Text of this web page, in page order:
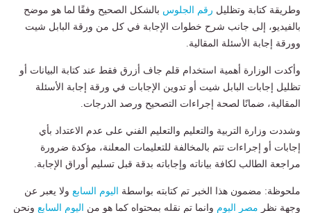
وطريقة كتابة وتظليل رقم الجلوس بالشكل الصحيح وفقًا لما هو موضح
بالفيديو، إلى جانب شرح خطوات الإجابة في كل من ورقة البابل شيت
وورقة إجابة الأسئلة المقالية.
وأكدت الوزارة أهمية استخدام قلم جاف أزرق فقط عند كتابة البيانات أو
تظليل إجابات البابل شيت أو تدوين الإجابات في ورقة إجابة الأسئلة
المقالية، ضمانًا لصحة إجراءات التصحيح ورصد الدرجات.
وشددت وزارة التربية والتعليم والتعليم الفني على عدم الاعتداد بأي
إجابات أو إجراءات تتم بالمخالفة للتعليمات المعلنة، مؤكدة ضرورة
مراجعة الطالب لكافة بياناته وإجاباته بدقة قبل تسليم أوراق الإجابة.
ملحوظة: مضمون هذا الخبر تم كتابته بواسطة اليوم السابع ولا يعبر عن
وجهة نظر مصر اليوم وانما تم نقله بمحتواه كما هو من اليوم السابع ونحن